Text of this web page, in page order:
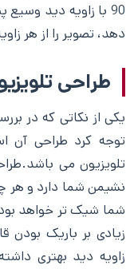
دهد، تصویر را از هر
طراحی
توجه کرد طراحی آن
تلویزیون می
نشیمن شما دارد و هر
شما شیک تر خواهد
زیادی بر باریک
زاویه دید بهتری